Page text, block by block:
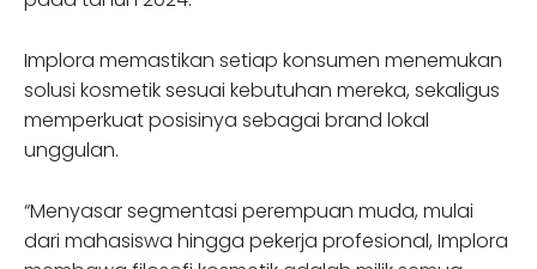
Implora memastikan setiap konsumen menemukan
solusi kosmetik sesuai kebutuhan mereka, sekaligus
memperkuat posisinya sebagai brand lokal
unggulan.
“Menyasar segmentasi perempuan muda, mulai
dari mahasiswa hingga pekerja profesional, Implora